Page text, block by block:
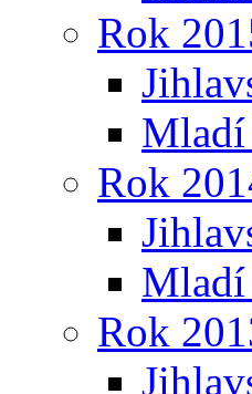
Rok
Mladí
Rok
Mladí
Rok